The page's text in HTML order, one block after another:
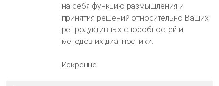
на себя функцию размышления и
принятия решений относительно Ваших
репродуктивных способностей и
методов их диагностики.
Искренне.